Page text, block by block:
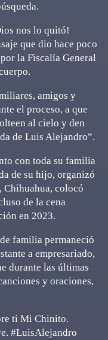
nos lo quitó!
que dio hace poco
la Fiscalía General
amigos y
el proceso, a que
al cielo y den
de Luis Alejandro”.
con toda su familia
de su hijo, organizó
Chihuahua, colocó
de la cena
en 2023.
familia permaneció
a empresariado,
durante las últimas
y oraciones,
ti Mi Chinito.
#LuisAlejandro